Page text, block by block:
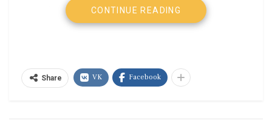
sucede a su alrededor. Para alguien de una
época anterior, alguien de la década del 70 del
se hablan entre sí pero que están fascinadas
con la imagen con que se «comunican» con
CONTINUE READING
Share VK Facebook